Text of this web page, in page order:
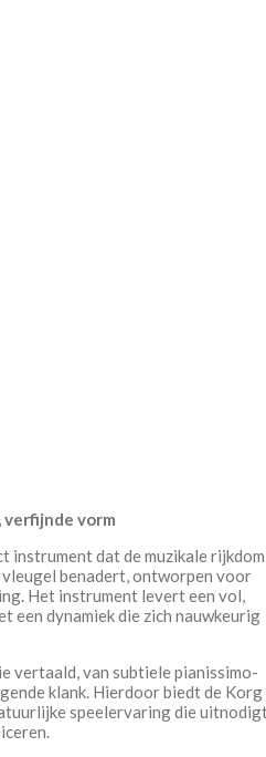
verfijnde vorm
instrument dat de muzikale rijkdom
benadert, ontworpen voor
Het instrument levert een vol,
een dynamiek die zich nauwkeurig
vertaald, van subtiele pianissimo-
klank. Hierdoor biedt de Korg
speelervaring die